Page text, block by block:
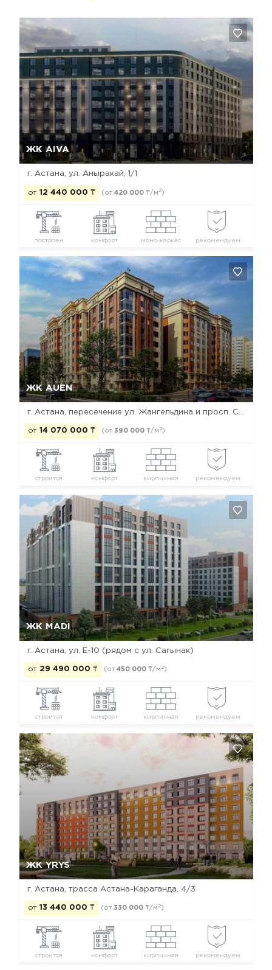
ЖК AIVA
г. Астана, ул. Аныракай, 1/1
от 12 440 000 ₸ (от 420 000 ₸/м2)
построен комфорт моно-каркас рекомендуем
ЖК AUEN
от 14 070 000 ₸ (от 390 000 ₸/м 2)
строится комфорт кирпичная рекомендуем
Да, удалить Отмена
ЖК MADI
г. Астана, ул. Е-10 (рядом с ул. Сагынак)
от 29 490 000 ₸ (от 450 000 ₸/м 2)
строится комфорт кирпичная рекомендуем
Да, удалить Отмена
ЖК YRYS
г. Астана, ​трасса Астана-Караганда, 4/3
от 13 440 000 ₸ (от 330 000 ₸/м 2)
строится комфорт кирпичная рекомендуем
Да, удалить Отмена